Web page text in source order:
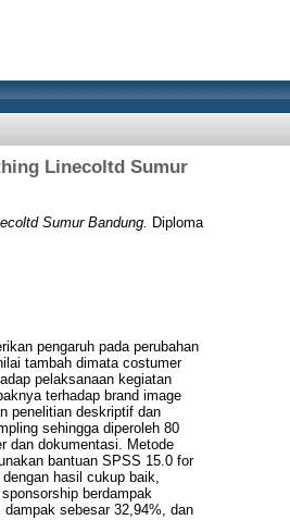
Linecoltd Sumur
Sumur Bandung.
Diploma
pengaruh pada perubahan
tambah dimata costumer
pelaksanaan kegiatan
terhadap brand image
penelitian deskriptif dan
sehingga diperoleh 80
dan dokumentasi. Metode
bantuan SPSS 15.0 for
hasil cukup baik,
berdampak
sebesar 32,94%, dan